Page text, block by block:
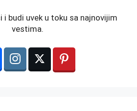
i budi uvek u toku sa najnovijim
vestima.